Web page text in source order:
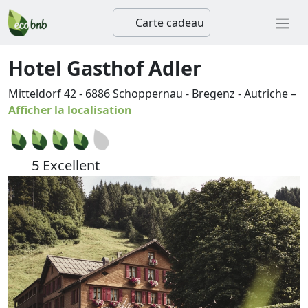
Carte cadeau
Hotel Gasthof Adler
Mitteldorf 42- 6886Schoppernau - Bregenz -Autriche–
Afficher la localisation
5 Excellent